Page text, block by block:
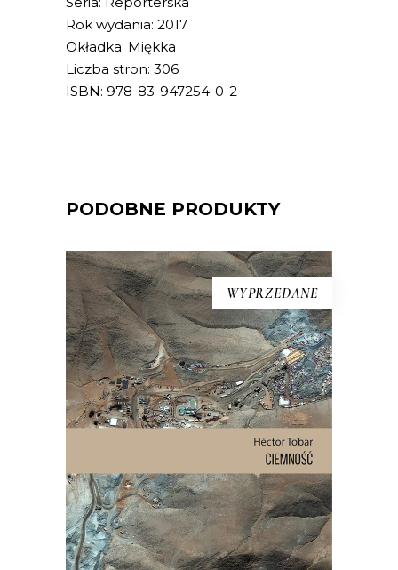
Rok wydania: 2017
Okładka: Miękka
Liczba stron: 306
ISBN: 978-83-947254-0-2
PODOBNE PRODUKTY
WYPRZEDANE
[EBOOK] Hector Tobar –
CIEMNOŚĆ
Kiedy na pustyni Atakama zawaliło się
wnętrze góry podziurawionej
górniczymi korytarzami, 625 metrów
pod ziemią, w ciemności, wilgoci, bez
jedzenia i wody pitnej zostało
uwięzionych 33 mężczyzn. Akcja
ratownicza w kopalni San José
wydawała się niemożliwa. Dopiero po 17
dniach […]